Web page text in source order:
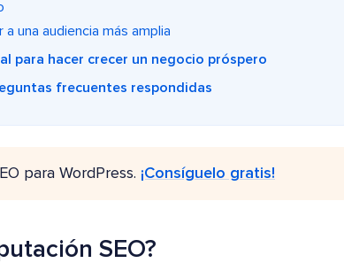
una audiencia más amplia
para hacer crecer un negocio próspero
frecuentes respondidas
para WordPress. ¡Consíguelo gratis!
SEO?